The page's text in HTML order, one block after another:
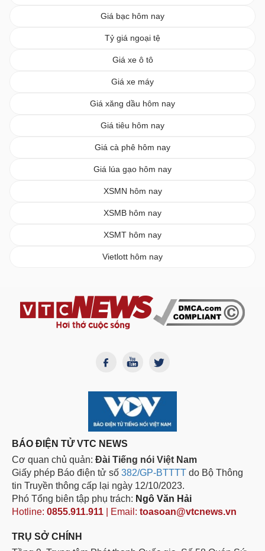
Giá bạc hôm nay
Tỷ giá ngoại tệ
Giá xe ô tô
Giá xe máy
Giá xăng dầu hôm nay
Giá tiêu hôm nay
Giá cà phê hôm nay
Giá lúa gạo hôm nay
XSMN hôm nay
XSMB hôm nay
XSMT hôm nay
Vietlott hôm nay
BÁO ĐIỆN TỬ VTC NEWS
Cơ quan chủ quản: Đài Tiếng nói Việt Nam
Giấy phép Báo điện tử số 382/GP-BTTTT do Bộ Thông
tin Truyền thông cấp lại ngày 12/10/2023.
Phó Tổng biên tập phụ trách: Ngô Văn Hải
Hotline: 0855.911.911 | Email: toasoan@vtcnews.vn
TRỤ SỞ CHÍNH